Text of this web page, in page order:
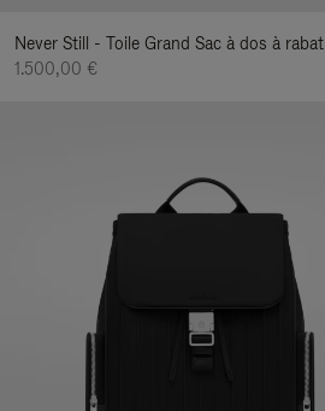
Never Still - Toile Grand Sac à dos à rabat
1.500,00 €